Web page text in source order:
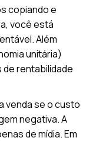
copiando e
você está
Além
unitária)
de rentabilidade
venda se o custo
negativa. A
de mídia. Em